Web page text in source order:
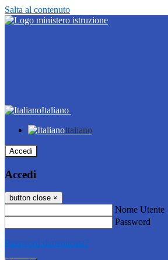
Salta al contenuto
Italiano
Italiano
Accedi
Accedi
button close ×
Nome Utente
Password
Password dimenticata?